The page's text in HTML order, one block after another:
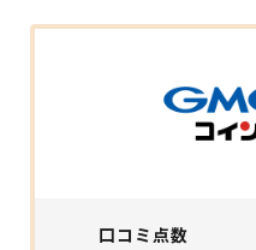
口コミ点数